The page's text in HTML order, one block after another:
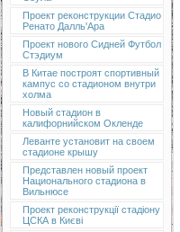
Проект реконструкции Стадио
Ренато Далль'Ара
Проект нового Сидней Футбол
Стэдиум
В Китае построят спортивный
кампус со стадионом внутри
холма
Новый стадион в
калифорнийском Окленде
Леванте установит на своем
стадионе крышу
Представлен новый проект
Национального стадиона в
Вильнюсе
Проект реконструкції стадіону
ЦСКА в Києві